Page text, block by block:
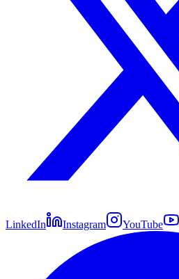
LinkedIn Instagram YouTube